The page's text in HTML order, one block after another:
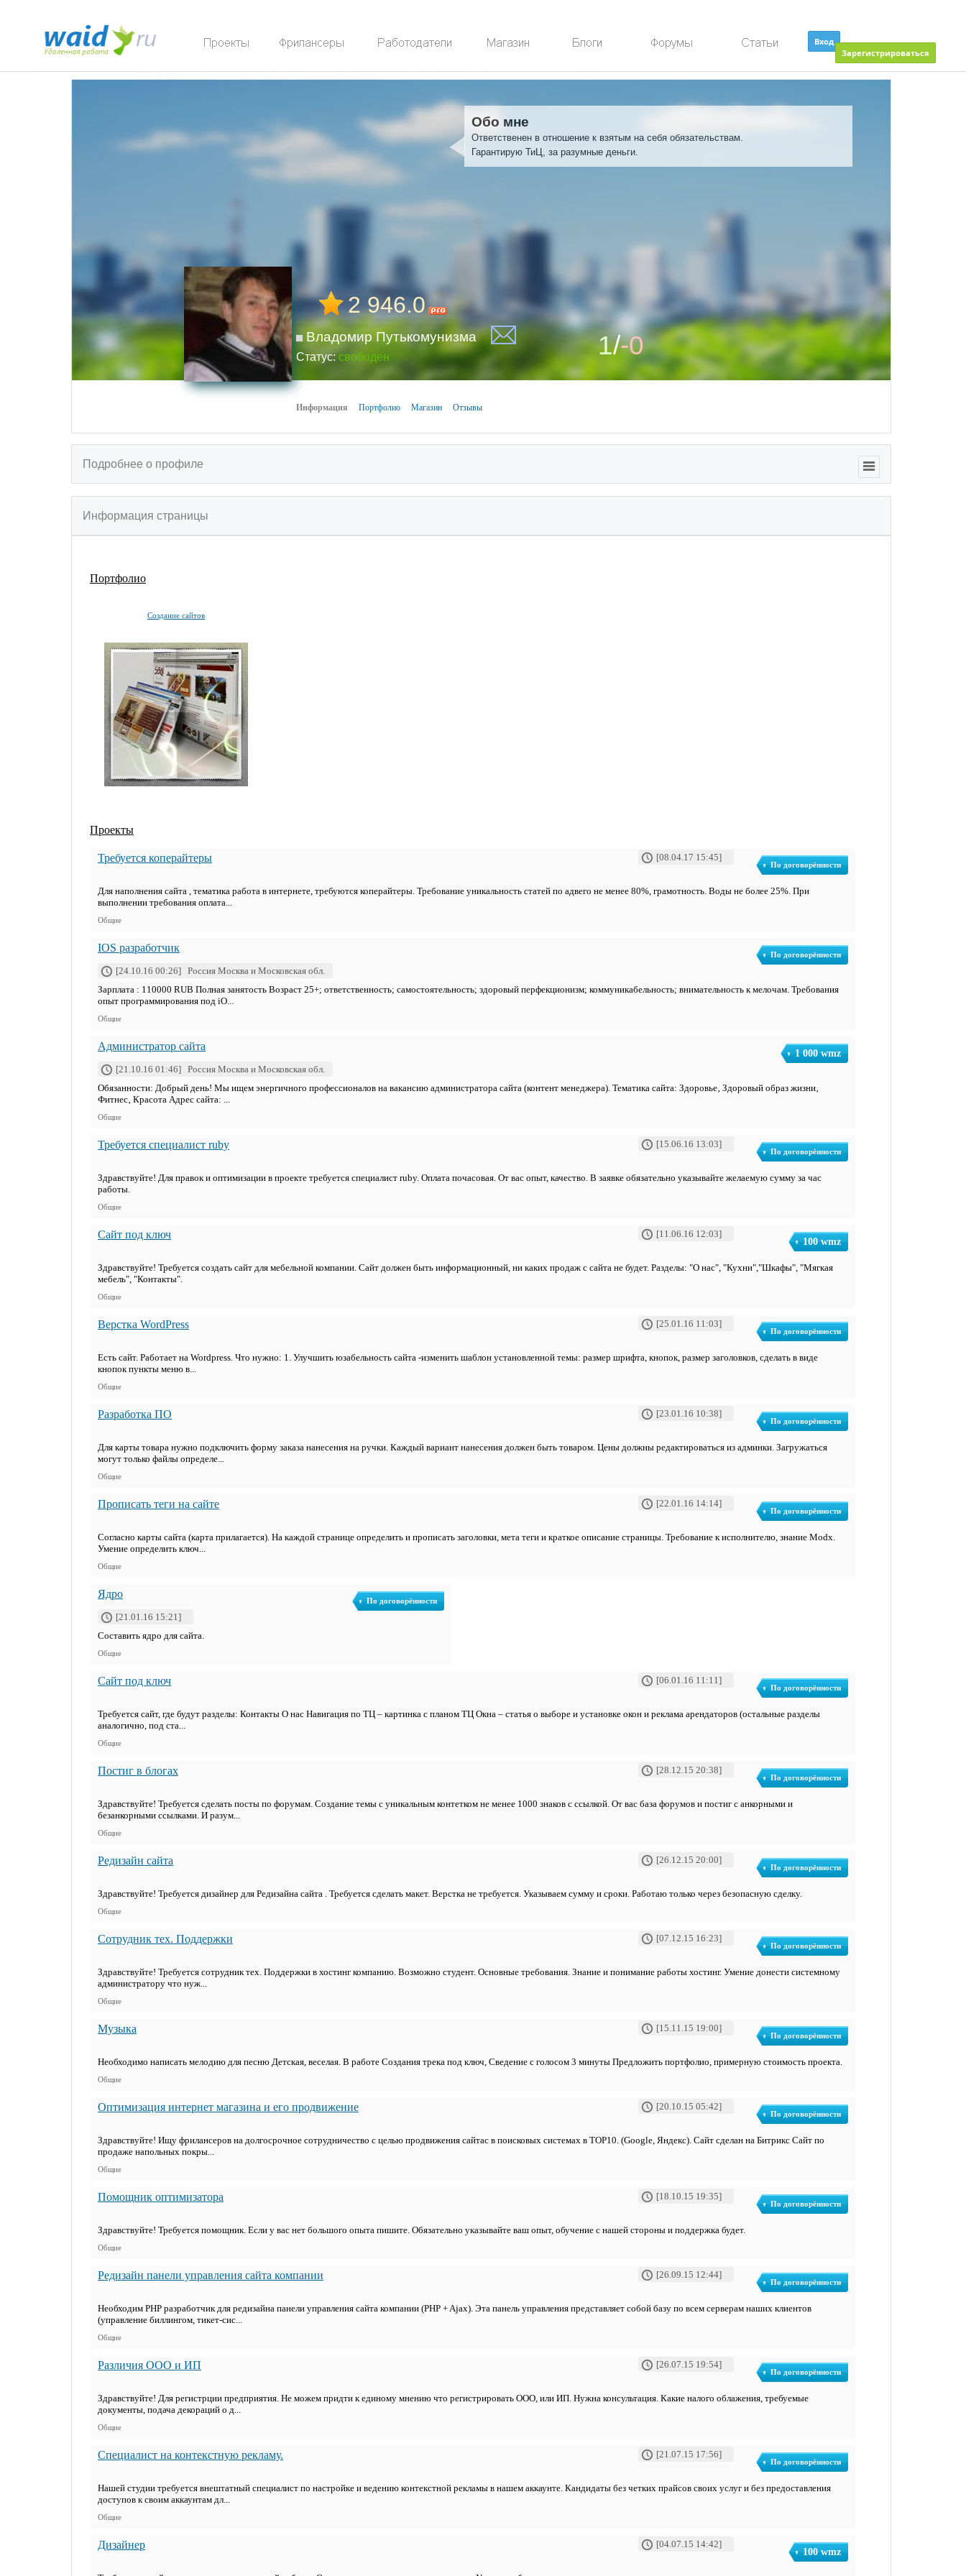
Вход
Зарегистрироваться
Обо мне
Ответственен в отношение к взятым на себя обязательствам.
Гарантирую ТиЦ, за разумные деньги.
2 946.0
Владомир Путькомунизма
Статус:свободен 1/-0
Информация Портфолио Магазин Отзывы
Подробнее о профиле
Информация страницы
Портфолио
Создание сайтов
Проекты
По договорённости
Требуется коперайтеры [08.04.17 15:45]
Для наполнения сайта , тематика работа в интернете, требуются коперайтеры. Требование уникальность статей по адвего не менее 80%, грамотность. Воды не более 25%. При
выполнении требования оплата...
Общие
По договорённости
IOS разработчик
[24.10.16 00:26] Россия Москва и Московская обл.
Зарплата : 110000 RUB Полная занятость Возраст 25+; ответственность; самостоятельность; здоровый перфекционизм; коммуникабельность; внимательность к мелочам. Требования
опыт программирования под iO...
Общие
1 000 wmz
Администратор сайта
[21.10.16 01:46] Россия Москва и Московская обл.
Обязанности: Добрый день! Мы ищем энергичного профессионалов на вакансию администратора сайта (контент менеджера). Тематика сайта: Здоровье‚ Здоровый образ жизни‚
Фитнес‚ Красота Адрес сайта: ...
Общие
По договорённости
Требуется специалист ruby [15.06.16 13:03]
Здравствуйте! Для правок и оптимизации в проекте требуется специалист ruby. Оплата почасовая. От вас опыт, качество. В заявке обязательно указывайте желаемую сумму за час
работы.
Общие
100 wmz
Сайт под ключ [11.06.16 12:03]
Здравствуйте! Требуется создать сайт для мебельной компании. Сайт должен быть информационный, ни каких продаж с сайта не будет. Разделы: "О нас", "Кухни","Шкафы", "Мягкая
мебель", "Контакты".
Общие
По договорённости
Верстка WordPress [25.01.16 11:03]
Есть сайт. Работает на Wordpress. Что нужно: 1. Улучшить юзабельность сайта -изменить шаблон установленной темы: размер шрифта, кнопок, размер заголовков, сделать в виде
кнопок пункты меню в...
Общие
По договорённости
Разработка ПО [23.01.16 10:38]
Для карты товара нужно подключить форму заказа нанесения на ручки. Каждый вариант нанесения должен быть товаром. Цены должны редактироваться из админки. Загружаться
могут только файлы определе...
Общие
По договорённости
Прописать теги на сайте [22.01.16 14:14]
Согласно карты сайта (карта прилагается). На каждой странице определить и прописать заголовки, мета теги и краткое описание страницы. Требование к исполнителю, знание Modx.
Умение определить ключ...
Общие
По договорённости
Ядро
[21.01.16 15:21]
Составить ядро для сайта.
Общие
По договорённости
Сайт под ключ [06.01.16 11:11]
Требуется сайт, где будут разделы: Контакты О нас Навигация по ТЦ – картинка с планом ТЦ Окна – статья о выборе и установке окон и реклама арендаторов (остальные разделы
аналогично, под ста...
Общие
По договорённости
Постиг в блогах [28.12.15 20:38]
Здравствуйте! Требуется сделать посты по форумам. Создание темы с уникальным контетком не менее 1000 знаков с ссылкой. От вас база форумов и постиг с анкорными и
безанкорными ссылками. И разум...
Общие
По договорённости
Редизайн сайта [26.12.15 20:00]
Здравствуйте! Требуется дизайнер для Редизайна сайта . Требуется сделать макет. Верстка не требуется. Указываем сумму и сроки. Работаю только через безопасную сделку.
Общие
По договорённости
Сотрудник тех. Поддержки [07.12.15 16:23]
Здравствуйте! Требуется сотрудник тех. Поддержки в хостинг компанию. Возможно студент. Основные требования. Знание и понимание работы хостинг. Умение донести системному
администратору что нуж...
Общие
По договорённости
Музыка [15.11.15 19:00]
Необходимо написать мелодию для песню Детская, веселая. В работе Создания трека под ключ, Сведение с голосом 3 минуты Предложить портфолио, примерную стоимость проекта.
Общие
По договорённости
Оптимизация интернет магазина и его продвижение [20.10.15 05:42]
Здравствуйте! Ищу фрилансеров на долгосрочное сотрудничество с целью продвижения сайтас в поисковых системах в ТОР10. (Google, Яндекс). Сайт сделан на Битрикс Сайт по
продаже напольных покры...
Общие
По договорённости
Помощник оптимизатора [18.10.15 19:35]
Здравствуйте! Требуется помощник. Если у вас нет большого опыта пишите. Обязательно указывайте ваш опыт, обучение с нашей стороны и поддержка будет.
Общие
По договорённости
Редизайн панели управления сайта компании [26.09.15 12:44]
Необходим PHP разработчик для редизайна панели управления сайта компании (PHP + Ajax). Эта панель управления представляет собой базу по всем серверам наших клиентов
(управление биллингом, тикет-сис...
Общие
По договорённости
Различия ООО и ИП [26.07.15 19:54]
Здравствуйте! Для регистрции предприятия. Не можем придти к единому мнению что регистрировать ООО, или ИП. Нужна консультация. Какие налого облажения, требуемые
документы, подача декораций о д...
Общие
По договорённости
Специалист на контекстную рекламу. [21.07.15 17:56]
Нашей студии требуется внештатный специалист по настройке и ведению контекстной рекламы в нашем аккаунте. Кандидаты без четких прайсов своих услуг и без предоставления
доступов к своим аккаунтам дл...
Общие
100 wmz
Дизайнер [04.07.15 14:42]